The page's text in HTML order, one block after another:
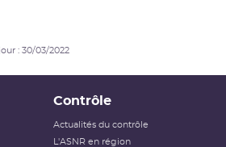
: 30/03/2022
Contrôle
Actualités du contrôle
L'ASNR en région